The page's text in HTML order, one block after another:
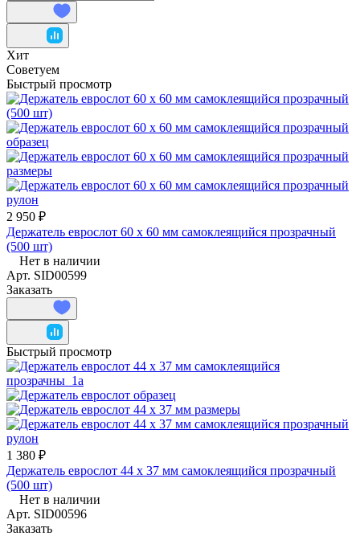
Хит
Советуем
Быстрый просмотр
2 950 ₽
Держатель еврослот 60 х 60 мм самоклеящийся прозрачный
(500 шт)
Нет в наличии
Арт. SID00599
Заказать
Быстрый просмотр
1 380 ₽
Держатель еврослот 44 х 37 мм самоклеящийся прозрачный
(500 шт)
Нет в наличии
Арт. SID00596
Заказать